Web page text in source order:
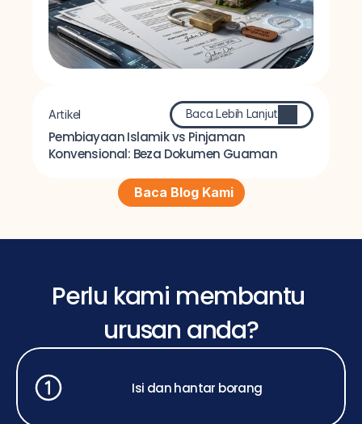
Artikel Baca Lebih Lanjut
Pembiayaan Islamik vs Pinjaman
Konvensional: Beza Dokumen Guaman
Baca Blog Kami
Perlu kami membantu
urusan anda?
Isi dan hantar borang